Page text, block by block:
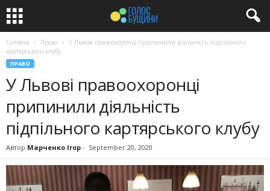
Головна Право
У Львові правоохоронці припинили діяльність підпільного
картярського клубу
ПРАВО
У Львові правоохоронці
припинили діяльність
підпільного картярського клубу
Автор Марченко Ігор - September 20, 2020